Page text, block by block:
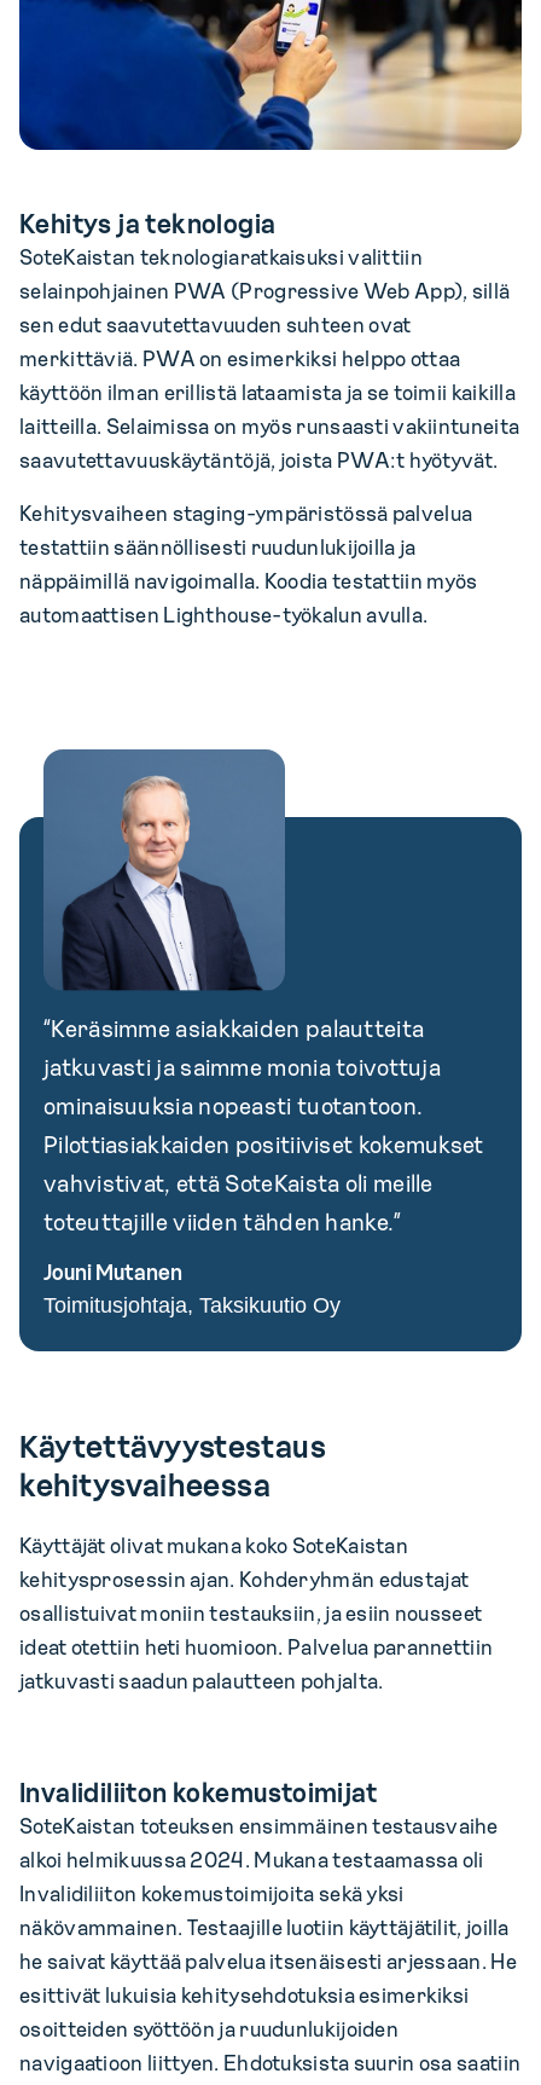
Kehitys ja teknologia
SoteKaistan teknologiaratkaisuksi valittiin
selainpohjainen PWA (Progressive Web App), sillä
sen edut saavutettavuuden suhteen ovat
merkittäviä. PWA on esimerkiksi helppo ottaa
käyttöön ilman erillistä lataamista ja se toimii kaikilla
laitteilla. Selaimissa on myös runsaasti vakiintuneita
saavutettavuuskäytäntöjä, joista PWA:t hyötyvät.
Kehitysvaiheen staging-ympäristössä palvelua
testattiin säännöllisesti ruudunlukijoilla ja
näppäimillä navigoimalla. Koodia testattiin myös
automaattisen Lighthouse-työkalun avulla.
“Keräsimme asiakkaiden palautteita
jatkuvasti ja saimme monia toivottuja
ominaisuuksia nopeasti tuotantoon.
Pilottiasiakkaiden positiiviset kokemukset
vahvistivat, että SoteKaista oli meille
toteuttajille viiden tähden hanke.”
Jouni Mutanen
Toimitusjohtaja, Taksikuutio Oy
Käytettävyystestaus
kehitysvaiheessa
Käyttäjät olivat mukana koko SoteKaistan
kehitysprosessin ajan. Kohderyhmän edustajat
osallistuivat moniin testauksiin, ja esiin nousseet
ideat otettiin heti huomioon. Palvelua parannettiin
jatkuvasti saadun palautteen pohjalta.
Invalidiliiton kokemustoimijat
SoteKaistan toteuksen ensimmäinen testausvaihe
alkoi helmikuussa 2024. Mukana testaamassa oli
Invalidiliiton kokemustoimijoita sekä yksi
näkövammainen. Testaajille luotiin käyttäjätilit, joilla
he saivat käyttää palvelua itsenäisesti arjessaan. He
esittivät lukuisia kehitysehdotuksia esimerkiksi
osoitteiden syöttöön ja ruudunlukijoiden
navigaatioon liittyen. Ehdotuksista suurin osa saatiin